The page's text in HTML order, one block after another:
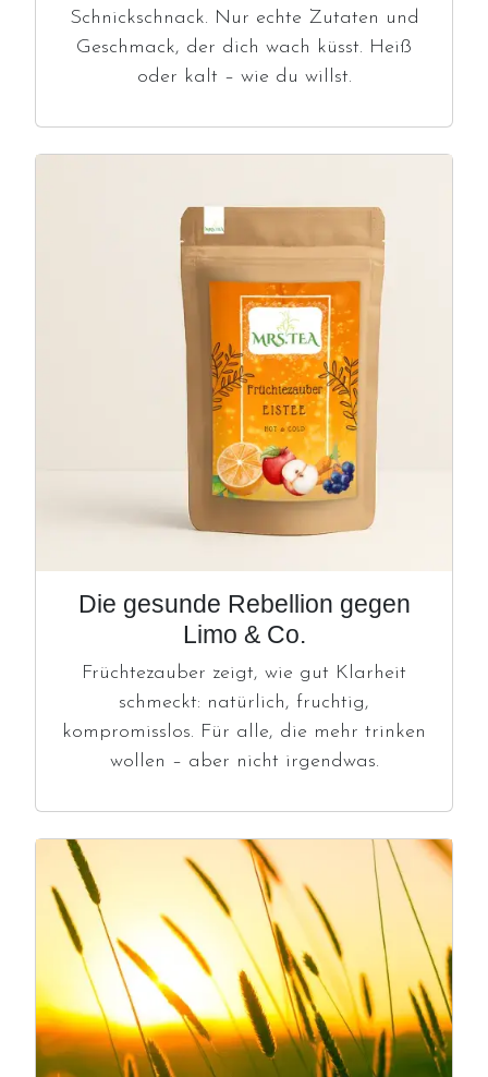
Schnickschnack. Nur echte Zutaten und
Geschmack, der dich wach küsst. Heiß
oder kalt – wie du willst.
Die gesunde Rebellion gegen
Limo & Co.
Früchtezauber zeigt, wie gut Klarheit
schmeckt: natürlich, fruchtig,
kompromisslos. Für alle, die mehr trinken
wollen – aber nicht irgendwas.
Image